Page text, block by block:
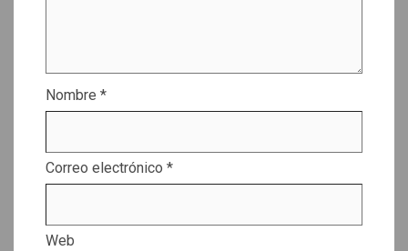
Nombre *
Correo electrónico *
Web